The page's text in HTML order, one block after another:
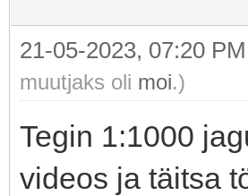
21-05-2023, 07:20 PM
muutjaks oli moi.)
Tegin 1:1000
videos ja täitsa